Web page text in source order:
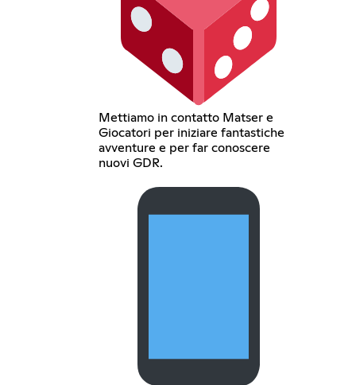
Mettiamo in contatto Matser e
Giocatori per iniziare fantastiche
avventure e per far conoscere
nuovi GDR.